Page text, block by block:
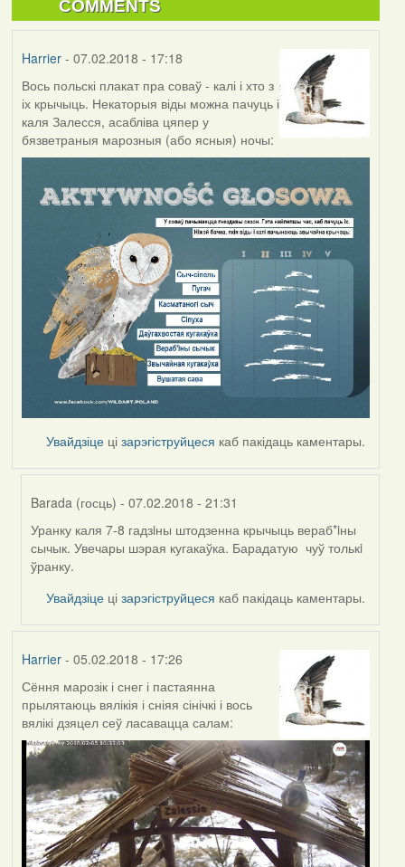
COMMENTS
Harrier- 07.02.2018 - 17:18
Вось польскі плакат пра соваў - калі і хто з
іх крычыць. Некаторыя віды можна пачуць і
каля Залесся, асабліва цяпер у
бязветраныя марозныя (або ясныя) ночы:
Увайдзіце цізарэгіструйцеся каб пакідаць каментары.
Barada (госць) - 07.02.2018 - 21:31
In
reply
to
Уранку каля 7-8 гадзiны штодзенна крычыць вераб*iны
сычык. Увечары шэрая кугакаўка. Барадатую чуў толькi
ўранку.
Увайдзіце цізарэгіструйцеся каб пакідаць каментары.
Harrier- 05.02.2018 - 17:26
Сёння марозік і снег і пастаянна
прылятаюць вялікія і сніяя сінічкі і вось
вялікі дзяцел сеў ласавацца салам: